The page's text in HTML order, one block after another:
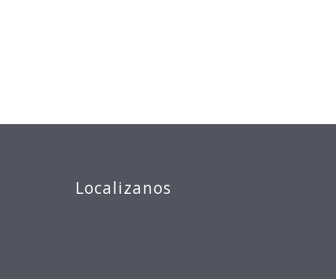
Localizanos